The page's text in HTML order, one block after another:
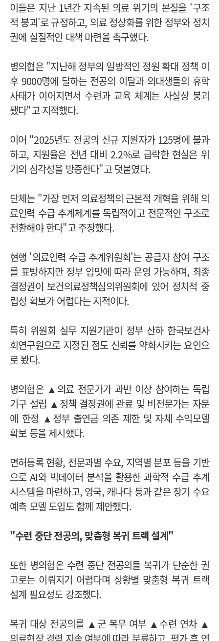
이들은 지난 1년간 지속된 의료 위기의 본질을 '구조
적 붕괴'로 규정하고, 의료 정상화를 위한 정부와 정치
권에 실질적인 대책 마련을 촉구했다.
병의협은 "지난해 정부의 일방적인 정원 확대 정책 이
후 9000명에 달하는 전공의 이탈과 의대생들의 휴학
사태가 이어지면서 수련과 교육 체계는 사실상 붕괴
됐다"고 지적했다.
이어 "2025년도 전공의 신규 지원자가 125명에 불과
하고, 지원율은 전년 대비 2.2%로 급락한 현실은 위
기의 심각성을 방증한다"고 덧붙였다.
단체는 "가장 먼저 의료정책의 근본적 개혁을 위해 의
료인력 수급 추계체계를 독립적이고 전문적인 구조로
전환해야 한다"고 주장했다.
현행 '의료인력 수급 추계위원회'는 공급자 참여 구조
를 표방하지만 정부 입맛에 따라 운영 가능하며, 최종
결정권이 보건의료정책심의위원회에 있어 정치적 중
립성 확보가 어렵다는 지적이다.
특히 위원회 실무 지원기관이 정부 산하 한국보건사
회연구원으로 지정된 점도 신뢰를 약화시키는 요인으
로 봤다.
병의협은 ▲의료 전문가가 과반 이상 참여하는 독립
기구 설립 ▲정책 결정권에 관료 및 비전문가는 자문
에 한정 ▲정부 출연금 의존 제한 및 자체 수익모델
확보 등을 제시했다.
면허등록 현황, 전문과별 수요, 지역별 분포 등을 기반
으로 AI와 빅데이터 분석을 활용한 과학적 수급 추계
시스템을 마련하고, 영국, 캐나다 등과 같은 장기 수요
예측 모델 도입도 함께 제안했다.
"수련 중단 전공의, 맞춤형 복귀 트랙 설계"
또한 병의협은 수련 중단 전공의들 복귀가 단순한 권
고로는 이뤄지기 어렵다며 상황별 맞춤형 복귀 트랙
설계 필요성도 강조했다.
복귀 대상 전공의를 ▲군 복무 여부 ▲수련 연차 ▲